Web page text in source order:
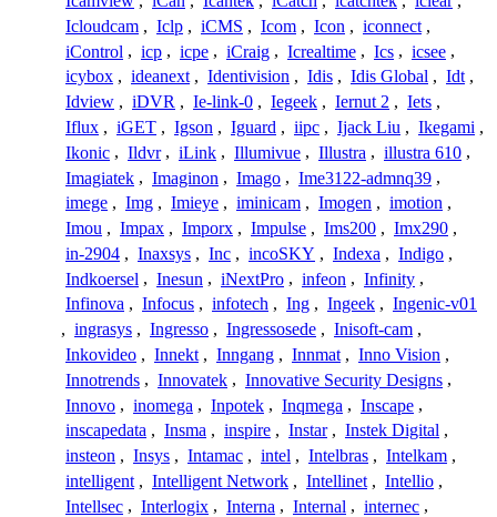
Icloudcam , Iclp , iCMS , Icom , Icon , iconnect ,
iControl , icp , icpe , iCraig , Icrealtime , Ics , icsee ,
icybox , ideanext , Identivision , Idis , Idis Global , Idt ,
Idview , iDVR , Ie-link-0 , Iegeek , Iernut 2 , Iets ,
Iflux , iGET , Igson , Iguard , iipc , Ijack Liu , Ikegami ,
Ikonic , Ildvr , iLink , Illumivue , Illustra , illustra 610 ,
Imagiatek , Imaginon , Imago , Ime3122-admnq39 ,
imege , Img , Imieye , iminicam , Imogen , imotion ,
Imou , Impax , Imporx , Impulse , Ims200 , Imx290 ,
in-2904 , Inaxsys , Inc , incoSKY , Indexa , Indigo ,
Indkoersel , Inesun , iNextPro , infeon , Infinity ,
Infinova , Infocus , infotech , Ing , Ingeek , Ingenic-v01
, ingrasys , Ingresso , Ingressosede , Inisoft-cam ,
Inkovideo , Innekt , Inngang , Innmat , Inno Vision ,
Innotrends , Innovatek , Innovative Security Designs ,
Innovo , inomega , Inpotek , Inqmega , Inscape ,
inscapedata , Insma , inspire , Instar , Instek Digital ,
insteon , Insys , Intamac , intel , Intelbras , Intelkam ,
intelligent , Intelligent Network , Intellinet , Intellio ,
Intellsec , Interlogix , Interna , Internal , internec ,